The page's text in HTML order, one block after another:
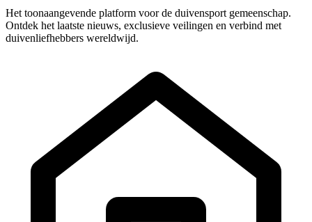
Het toonaangevende platform voor de duivensport gemeenschap.
Ontdek het laatste nieuws, exclusieve veilingen en verbind met
duivenliefhebbers wereldwijd.